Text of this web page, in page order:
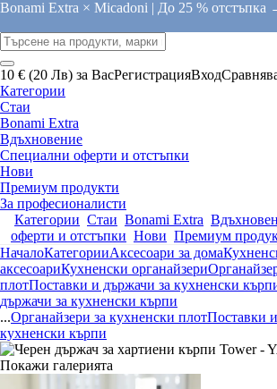
Bonami Extra × Micadoni | До 25 % отстъпка
10 € (20 Лв) за ВасРегистрацияВход
Категории
Стаи
Bonami Extra
Вдъхновение
Специални оферти и отстъпки
Нови
Премиум продукти
За професионалисти
Категории Стаи Bonami Extra
оферти и отстъпки Нови Премиум
НачалоКатегорииАксесоари за дома
аксесоариКухненски органайзери
плотПоставки и държачи за кухненски
държачи за кухненски кърпи
...Органайзери за кухненски плотПоставки
кухненски кърпи
Покажи галерията